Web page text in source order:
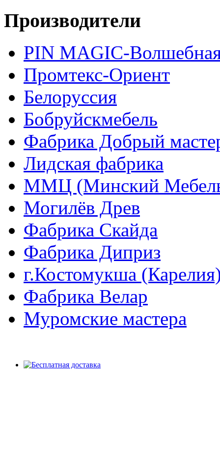
Производители
PIN MAGIС-
Промтекс-Ориент
Белоруссия
Бобруйскмебель
Фабрика Добрый
Лидская фабрика
ММЦ (Минский
Могилёв Древ
Фабрика Скайда
Фабрика Диприз
г.Костомукша
Фабрика Велар
Муромские мастера